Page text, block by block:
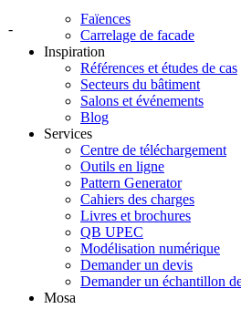
-
Faïences
Carrelage de facade
Inspiration
Références et études de cas
Secteurs du bâtiment
Salons et événements
Blog
Services
Centre de téléchargement
Outils en ligne
Pattern Generator
Cahiers des charges
Livres et brochures
QB UPEC
Modélisation numérique
Demander un devis
Demander un échantillon
Mosa